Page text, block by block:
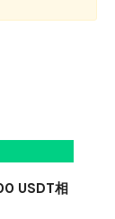
USDT相